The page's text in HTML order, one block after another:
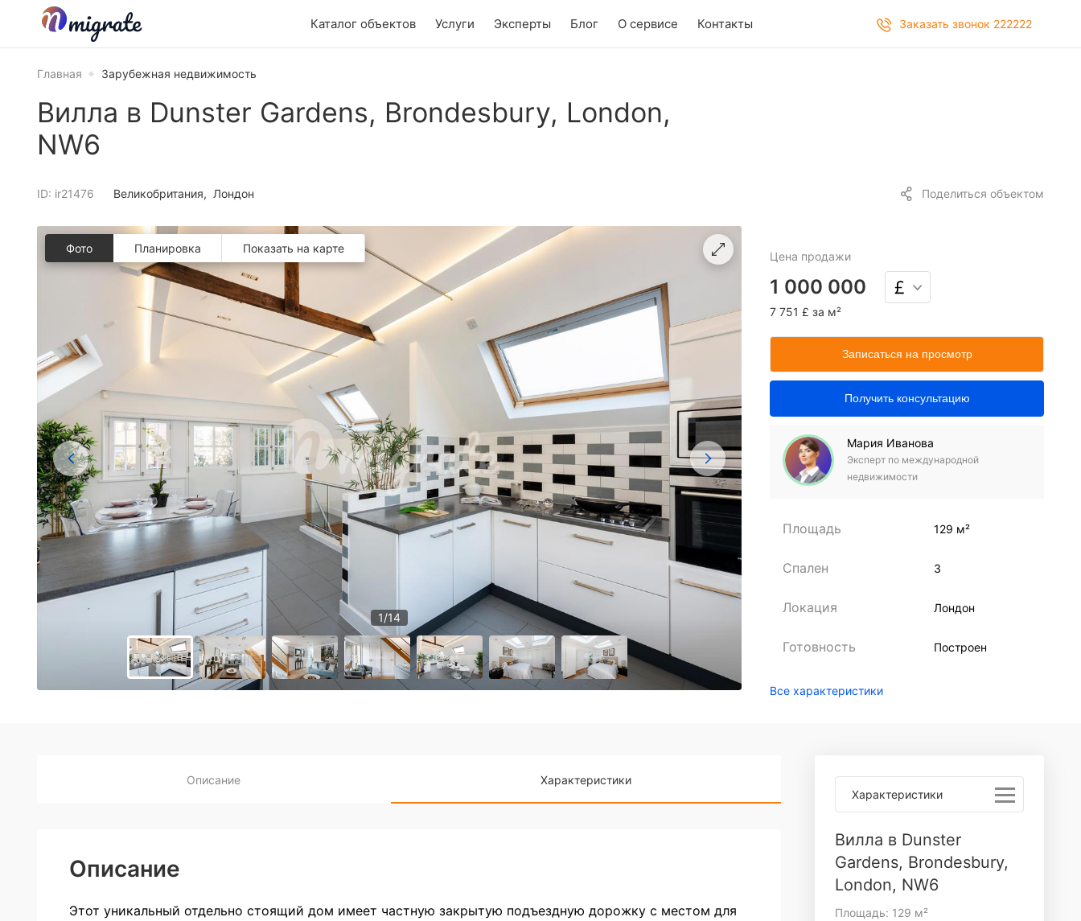
Каталог объектов Услуги Эксперты Блог О сервисе Контакты Заказать звонок 222222
Главная Зарубежная недвижимость
Вилла в Dunster Gardens, Brondesbury, London,
NW6
ID: ir21476 Великобритания Лондон Поделиться объектом
Фото
1/14
Планировкa Показать на карте
Цена продажи
1 000 000
7 751 £ за м²
Записаться на просмотр
Получить консультацию
Мария Иванова
Эксперт по международной
недвижимости
Площадь 129 м²
Спален 3
Локация Лондон
Готовность Построен
Все характеристики
Описание Характеристики
Описание
Этот уникальный отдельно стоящий дом имеет частную закрытую подъездную дорожку с местом для
Характеристики
Вилла в Dunster
Gardens, Brondesbury,
London, NW6
Площадь: 129 м²